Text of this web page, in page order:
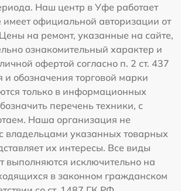
Наш центр в Уфе работает
имеет официальной авторизации от
на ремонт, указанные на сайте,
ознакомительный характер и
офертой согласно п. 2 ст. 437
обозначения торговой марки
только в информационных
перечень техники, с
Наша организация не
владельцами указанных товарных
их интересы. Все виды
выполняются исключительно на
в законном гражданском